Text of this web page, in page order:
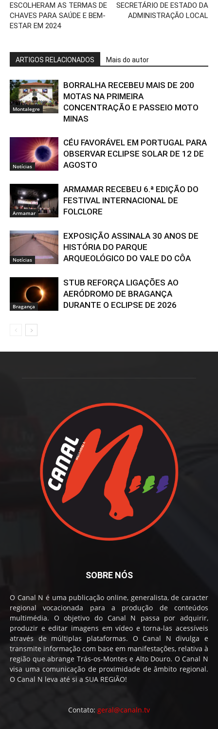
ESCOLHERAM AS TERMAS DE
CHAVES PARA SAÚDE E BEM-
ESTAR EM 2024
SECRETÁRIO DE ESTADO DA
ADMINISTRAÇÃO LOCAL
ARTIGOS RELACIONADOS Mais do autor
Montalegre
BORRALHA RECEBEU MAIS DE 200
MOTAS NA PRIMEIRA
CONCENTRAÇÃO E PASSEIO MOTO
MINAS
Notícias
CÉU FAVORÁVEL EM PORTUGAL PARA
OBSERVAR ECLIPSE SOLAR DE 12 DE
AGOSTO
Armamar
ARMAMAR RECEBEU 6.ª EDIÇÃO DO
FESTIVAL INTERNACIONAL DE
FOLCLORE
Notícias
EXPOSIÇÃO ASSINALA 30 ANOS DE
HISTÓRIA DO PARQUE
ARQUEOLÓGICO DO VALE DO CÔA
Bragança
STUB REFORÇA LIGAÇÕES AO
AERÓDROMO DE BRAGANÇA
DURANTE O ECLIPSE DE 2026
SOBRE NÓS
O Canal N é uma publicação online, generalista, de caracter
regional vocacionada para a produção de conteúdos
multimédia. O objetivo do Canal N passa por adquirir,
produzir e editar imagens em vídeo e torna-las acessíveis
através de múltiplas plataformas. O Canal N divulga e
transmite informação com base em manifestações, relativa à
região que abrange Trás-os-Montes e Alto Douro. O Canal N
visa uma comunicação de proximidade de âmbito regional.
O Canal N leva até si a SUA REGIÃO!
Contato: geral@canaln.tv